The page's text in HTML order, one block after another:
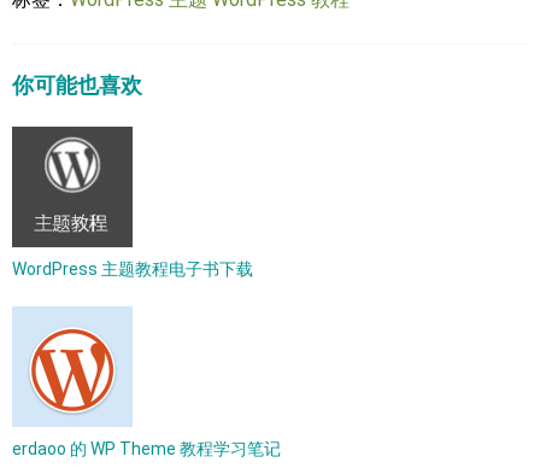
你可能也喜欢
WordPress 主题教程电子书下载
erdaoo 的 WP Theme 教程学习笔记